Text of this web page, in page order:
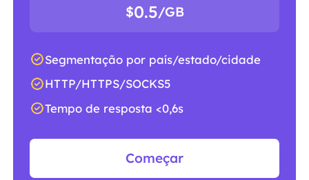
$0.5/GB
Segmentação por país/estado/cidade
HTTP/HTTPS/SOCKS5
Tempo de resposta <0,6s
Começar